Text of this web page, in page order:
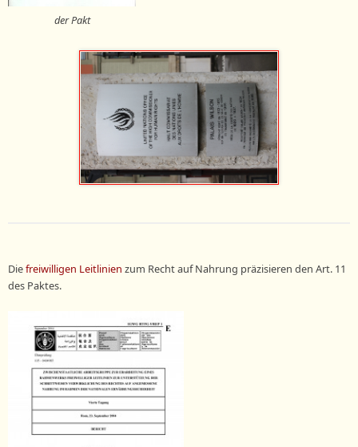
der Pakt
Diefreiwilligen Leitlinien zum Recht auf Nahrung präzisieren den Art. 11
des Paktes.